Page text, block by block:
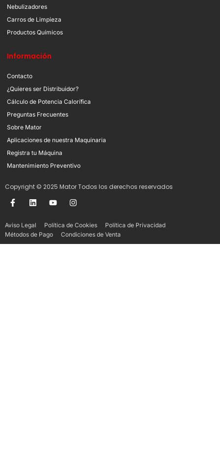
Nebulizadores
Carros de Limpieza
Productos Químicos
Información
Contacto
¿Quieres ser Distribuidor?
Cálculo de Potencia Calorífica
Preguntas Frecuentes
Sobre Mator
Aplicaciones de nuestra Maquinaria
Registra tu Máquina
Mantenimiento Preventivo
Copyright © 2025 Mator Todos los derechos reservados
Aviso Legal Política de Cookies
Política de Privacidad
Métodos de Pago
Condiciones de Venta